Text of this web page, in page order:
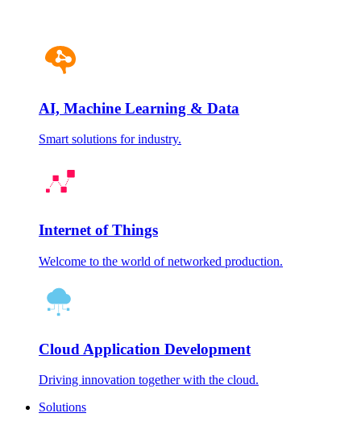
AI, Machine Learning & Data
Smart solutions for industry.
Internet of Things
Welcome to the world of networked production.
Cloud Application Development
Driving innovation together with the cloud.
Solutions